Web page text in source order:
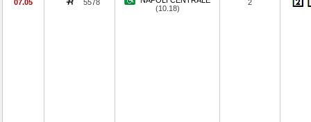
07.05 5578
(10.18)
2